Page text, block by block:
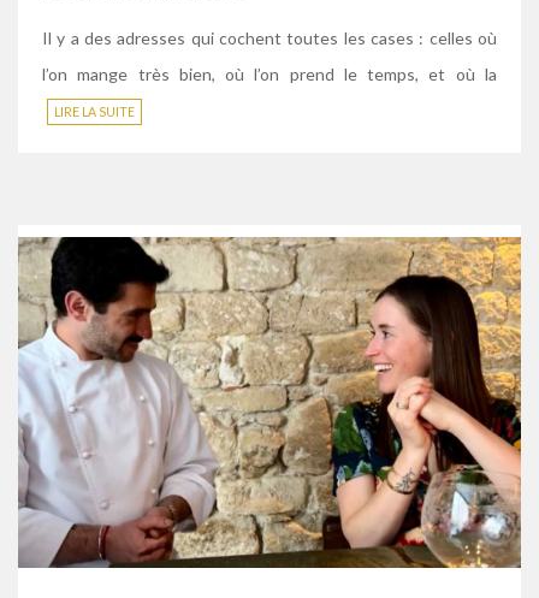
Il y a des adresses qui cochent toutes les cases : celles où
l’on mange très bien, où l’on prend le temps, et où la
LIRE LA SUITE